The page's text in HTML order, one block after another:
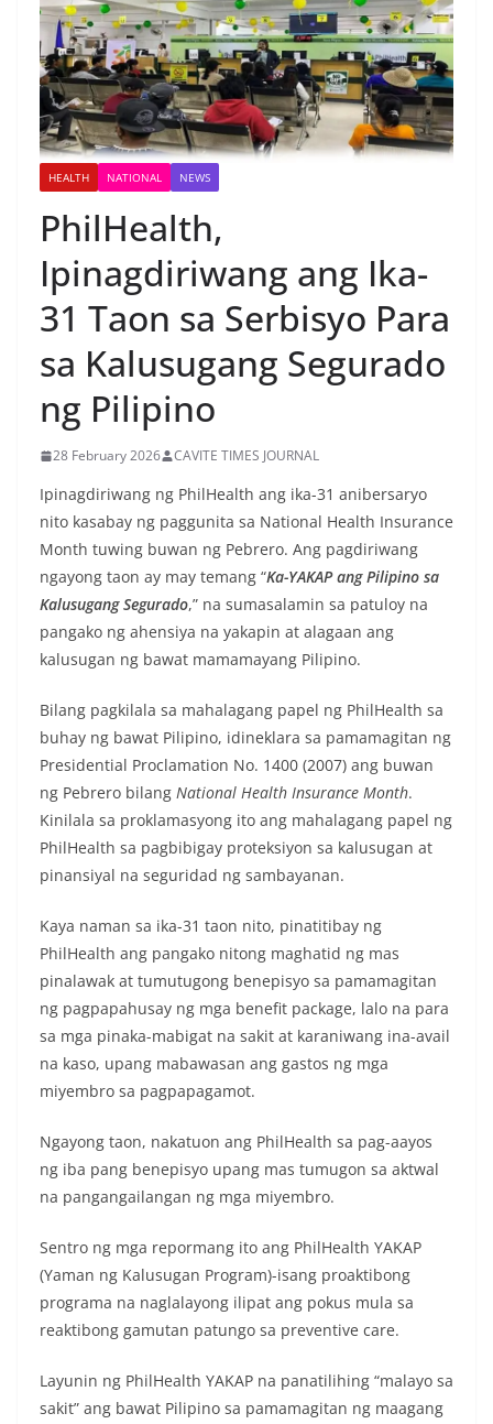
HEALTH NATIONAL NEWS
PhilHealth,
Ipinagdiriwang ang Ika-
31 Taon sa Serbisyo Para
sa Kalusugang Segurado
ng Pilipino
28 February 2026 CAVITE TIMES JOURNAL
Ipinagdiriwang ng PhilHealth ang ika-31 anibersaryo
nito kasabay ng paggunita sa National Health Insurance
Month tuwing buwan ng Pebrero. Ang pagdiriwang
ngayong taon ay may temang “Ka-YAKAP ang Pilipino sa
Kalusugang Segurado,” na sumasalamin sa patuloy na
pangako ng ahensiya na yakapin at alagaan ang
kalusugan ng bawat mamamayang Pilipino.
Bilang pagkilala sa mahalagang papel ng PhilHealth sa
buhay ng bawat Pilipino, idineklara sa pamamagitan ng
Presidential Proclamation No. 1400 (2007) ang buwan
ng Pebrero bilang National Health Insurance Month.
Kinilala sa proklamasyong ito ang mahalagang papel ng
PhilHealth sa pagbibigay proteksiyon sa kalusugan at
pinansiyal na seguridad ng sambayanan.
Kaya naman sa ika-31 taon nito, pinatitibay ng
PhilHealth ang pangako nitong maghatid ng mas
pinalawak at tumutugong benepisyo sa pamamagitan
ng pagpapahusay ng mga benefit package, lalo na para
sa mga pinaka-mabigat na sakit at karaniwang ina-avail
na kaso, upang mabawasan ang gastos ng mga
miyembro sa pagpapagamot.
Ngayong taon, nakatuon ang PhilHealth sa pag-aayos
ng iba pang benepisyo upang mas tumugon sa aktwal
na pangangailangan ng mga miyembro.
Sentro ng mga repormang ito ang PhilHealth YAKAP
(Yaman ng Kalusugan Program)-isang proaktibong
programa na naglalayong ilipat ang pokus mula sa
reaktibong gamutan patungo sa preventive care.
Layunin ng PhilHealth YAKAP na panatilihing “malayo sa
sakit” ang bawat Pilipino sa pamamagitan ng maagang